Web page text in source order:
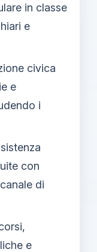
in classe
e
civica
e
i
con
di
e